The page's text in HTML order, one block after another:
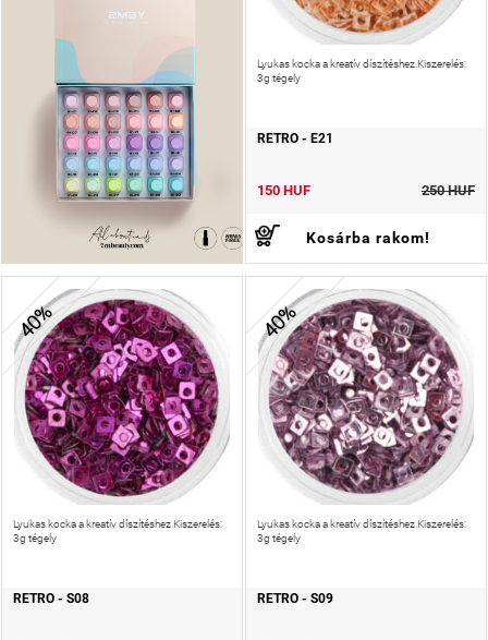
Lyukas kocka a kreatív díszítéshez.Kiszerelés:
3g tégely
RETRO - E21
150 HUF 250 HUF
Kosárba rakom!
40%
Lyukas kocka a kreatív díszítéshez.Kiszerelés:
3g tégely
RETRO - S08
40%
Lyukas kocka a kreatív díszítéshez.Kiszerelés:
3g tégely
RETRO - S09